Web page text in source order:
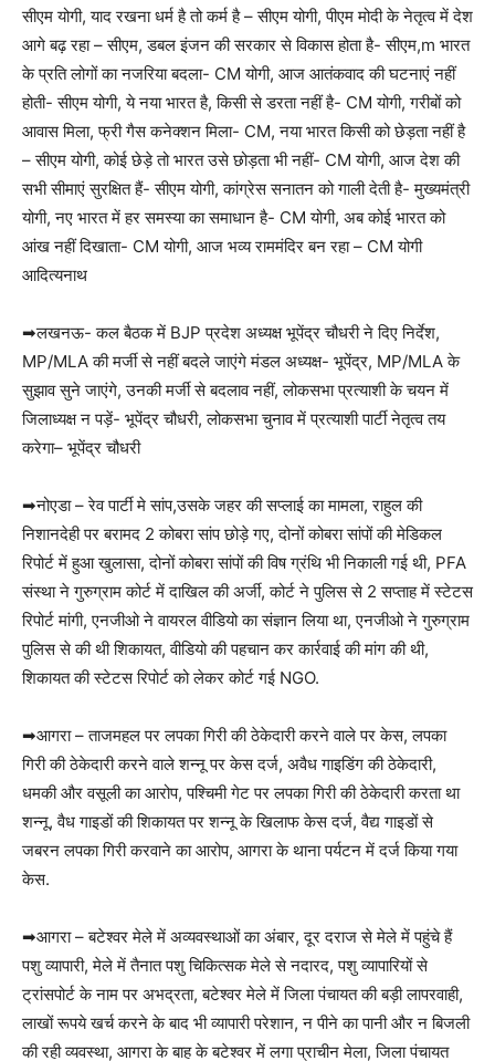
सीएम योगी, याद रखना धर्म है तो कर्म है – सीएम योगी, पीएम मोदी के नेतृत्व में देश
आगे बढ़ रहा – सीएम, डबल इंजन की सरकार से विकास होता है- सीएम,m भारत
के प्रति लोगों का नजरिया बदला- CM योगी, आज आतंकवाद की घटनाएं नहीं
होती- सीएम योगी, ये नया भारत है, किसी से डरता नहीं है- CM योगी, गरीबों को
आवास मिला, फ्री गैस कनेक्शन मिला- CM, नया भारत किसी को छेड़ता नहीं है
– सीएम योगी, कोई छेड़े तो भारत उसे छोड़ता भी नहीं- CM योगी, आज देश की
सभी सीमाएं सुरक्षित हैं- सीएम योगी, कांग्रेस सनातन को गाली देती है- मुख्यमंत्री
योगी, नए भारत में हर समस्या का समाधान है- CM योगी, अब कोई भारत को
आंख नहीं दिखाता- CM योगी, आज भव्य राममंदिर बन रहा – CM योगी
आदित्यनाथ
➡लखनऊ- कल बैठक में BJP प्रदेश अध्यक्ष भूपेंद्र चौधरी ने दिए निर्देश,
MP/MLA की मर्जी से नहीं बदले जाएंगे मंडल अध्यक्ष- भूपेंद्र, MP/MLA के
सुझाव सुने जाएंगे, उनकी मर्जी से बदलाव नहीं, लोकसभा प्रत्याशी के चयन में
जिलाध्यक्ष न पड़ें- भूपेंद्र चौधरी, लोकसभा चुनाव में प्रत्याशी पार्टी नेतृत्व तय
करेगा– भूपेंद्र चौधरी
➡नोएडा – रेव पार्टी मे सांप,उसके जहर की सप्लाई का मामला, राहुल की
निशानदेही पर बरामद 2 कोबरा सांप छोड़े गए, दोनों कोबरा सांपों की मेडिकल
रिपोर्ट में हुआ खुलासा, दोनों कोबरा सांपों की विष ग्रंथि भी निकाली गई थी, PFA
संस्था ने गुरुग्राम कोर्ट में दाखिल की अर्जी, कोर्ट ने पुलिस से 2 सप्ताह में स्टेटस
रिपोर्ट मांगी, एनजीओ ने वायरल वीडियो का संज्ञान लिया था, एनजीओ ने गुरुग्राम
पुलिस से की थी शिकायत, वीडियो की पहचान कर कार्रवाई की मांग की थी,
शिकायत की स्टेटस रिपोर्ट को लेकर कोर्ट गई NGO.
➡आगरा – ताजमहल पर लपका गिरी की ठेकेदारी करने वाले पर केस, लपका
गिरी की ठेकेदारी करने वाले शन्नू पर केस दर्ज, अवैध गाइडिंग की ठेकेदारी,
धमकी और वसूली का आरोप, पश्चिमी गेट पर लपका गिरी की ठेकेदारी करता था
शन्नू, वैध गाइडों की शिकायत पर शन्नू के खिलाफ केस दर्ज, वैद्य गाइडों से
जबरन लपका गिरी करवाने का आरोप, आगरा के थाना पर्यटन में दर्ज किया गया
केस.
➡आगरा – बटेश्वर मेले में अव्यवस्थाओं का अंबार, दूर दराज से मेले में पहुंचे हैं
पशु व्यापारी, मेले में तैनात पशु चिकित्सक मेले से नदारद, पशु व्यापारियों से
ट्रांसपोर्ट के नाम पर अभद्रता, बटेश्वर मेले में जिला पंचायत की बड़ी लापरवाही,
लाखों रूपये खर्च करने के बाद भी व्यापारी परेशान, न पीने का पानी और न बिजली
की रही व्यवस्था, आगरा के बाह के बटेश्वर में लगा प्राचीन मेला, जिला पंचायत